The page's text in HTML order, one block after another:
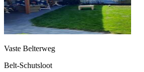
Vaste Belterweg
Belt-Schutsloot